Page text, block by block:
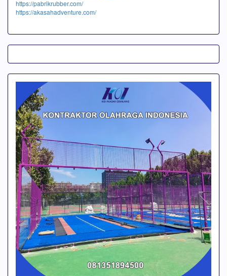
https://pabrikrubber.com/
https://akasahadventure.com/